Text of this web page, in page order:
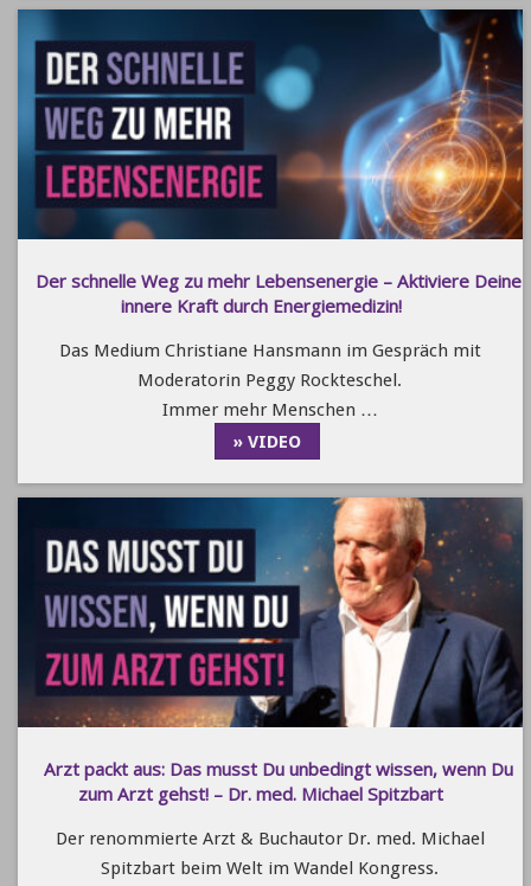
Der schnelle Weg zu mehr Lebensenergie – Aktiviere Deine
innere Kraft durch Energiemedizin!
Das Medium Christiane Hansmann im Gespräch mit
Moderatorin Peggy Rockteschel.
Immer mehr Menschen …
» VIDEO
Arzt packt aus: Das musst Du unbedingt wissen, wenn Du
zum Arzt gehst! – Dr. med. Michael Spitzbart
Der renommierte Arzt & Buchautor Dr. med. Michael
Spitzbart beim Welt im Wandel Kongress.